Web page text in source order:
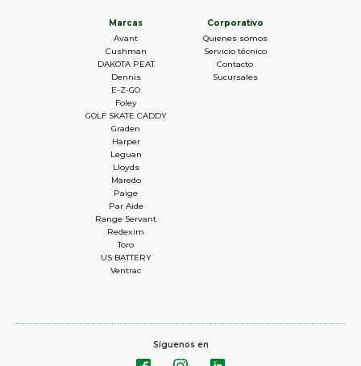
Marcas
Avant
Cushman
DAKOTA PEAT
Dennis
E-Z-GO
Foley
GOLF SKATE CADDY
Graden
Harper
Leguan
Lloyds
Maredo
Paige
Par Aide
Range Servant
Redexim
Toro
US BATTERY
Ventrac
Corporativo
Quienes somos
Servicio técnico
Contacto
Sucursales
Síguenos en